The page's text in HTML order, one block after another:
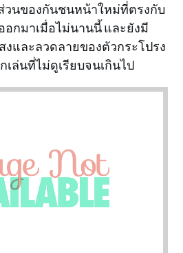
วนของกันชนหน้าใหม่ที่ตรงกับ
อกมาเมื่อไม่นานนี้ และยังมี
งและลวดลายของตัวกระโปรง
เล่นที่ไม่ดูเรียบจนเกินไป